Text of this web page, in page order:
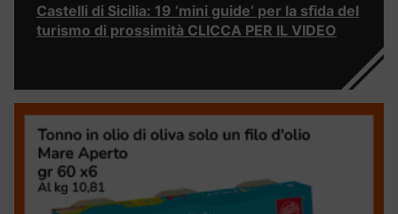
Castelli di Sicilia: 19 ‘mini guide’ per la sfida del
turismo di prossimità CLICCA PER IL VIDEO